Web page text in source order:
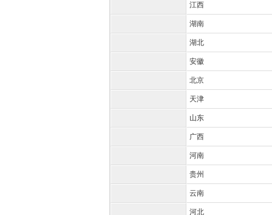
江西
湖南
湖北
安徽
北京
天津
山东
广西
河南
贵州
云南
河北